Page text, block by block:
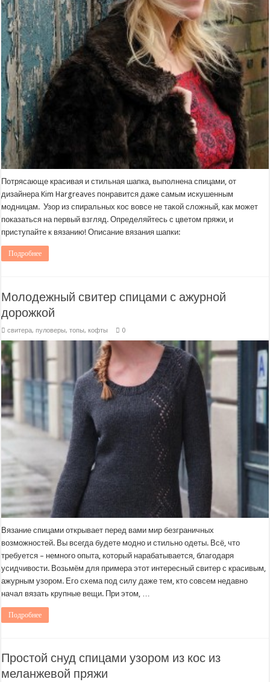
Потрясающе красивая и стильная шапка, выполнена спицами, от
дизайнера Kim Hargreaves понравится даже самым искушенным
модницам. Узор из спиральных кос вовсе не такой сложный, как может
показаться на первый взгляд. Определяйтесь с цветом пряжи, и
приступайте к вязанию! Описание вязания шапки:
Подробнее
Молодежный свитер спицами с ажурной
дорожкой
свитера, пуловеры, топы, кофты 0
Вязание спицами открывает перед вами мир безграничных
возможностей. Вы всегда будете модно и стильно одеты. Всё, что
требуется – немного опыта, который нарабатывается, благодаря
усидчивости. Возьмём для примера этот интересный свитер с красивым,
ажурным узором. Его схема под силу даже тем, кто совсем недавно
начал вязать крупные вещи. При этом, …
Подробнее
Простой снуд спицами узором из кос из
меланжевой пряжи